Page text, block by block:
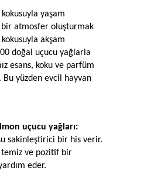
yaşam
atmosfer oluşturmak
kokusuyla akşam
doğal uçucu yağlarla
esans, koku ve parfüm
yüzden evcil hayvan
sakinleştirici bir his verir.
temiz ve pozitif bir
eder.